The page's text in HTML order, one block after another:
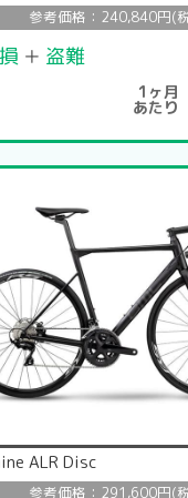
参考価格：240,840円(
＋ 盗難
1ヶ月
あたり
ALR Disc
参考価格：291,600円(